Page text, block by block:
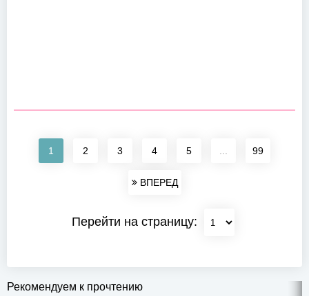
1 2 3 4 5 99
ВПЕРЕД
Перейти на страницу:
Рекомендуем к прочтению